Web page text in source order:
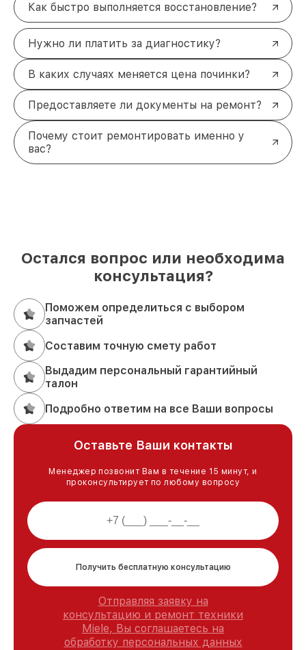
Как быстро выполняется восстановление?
Нужно ли платить за диагностику?
В каких случаях меняется цена починки?
Предоставляете ли документы на ремонт?
Почему стоит ремонтировать именно у
вас?
Остался вопрос или необходима
консультация?
Поможем определиться с выбором
запчастей
Составим точную смету работ
Выдадим персональный гарантийный
талон
Подробно ответим на все Ваши вопросы
Оставьте Ваши контакты
Менеджер позвонит Вам в течение 15 минут, и
проконсультирует по любому вопросу
Получить бесплатную консультацию
Отправляя заявку на
консультацию и ремонт техники
Miele, Вы соглашаетесь на
обработку персональных данных